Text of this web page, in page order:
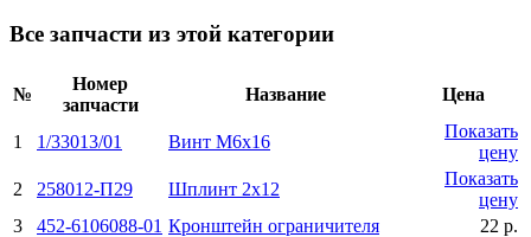
Все запчасти из этой категории
№
Номер
запчасти
Название Цена
1 1/33013/01 Винт М6х16
Показать
цену
2
258012-П29 Шплинт 2х12
Показать
цену
3
452-6106088-01 Кронштейн ограничителя
22 р.